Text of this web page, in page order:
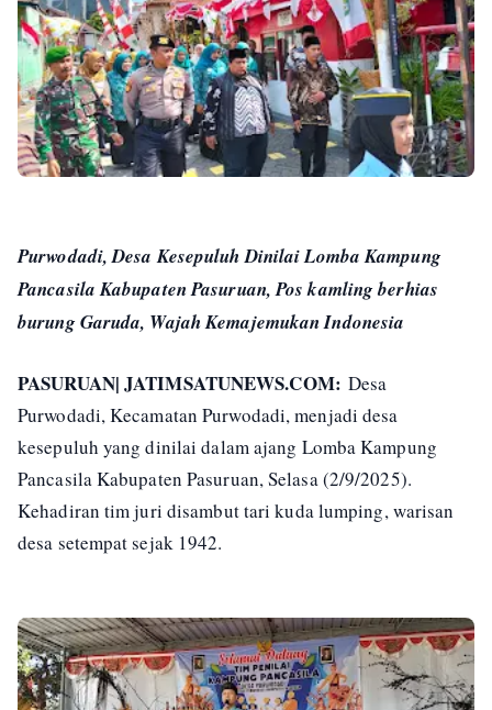
Purwodadi, Desa Kesepuluh Dinilai Lomba Kampung
Pancasila Kabupaten Pasuruan, Pos kamling berhias
burung Garuda, Wajah Kemajemukan Indonesia
PASURUAN| JATIMSATUNEWS.COM: Desa
Purwodadi, Kecamatan Purwodadi, menjadi desa
kesepuluh yang dinilai dalam ajang Lomba Kampung
Pancasila Kabupaten Pasuruan, Selasa (2/9/2025).
Kehadiran tim juri disambut tari kuda lumping, warisan
desa setempat sejak 1942.